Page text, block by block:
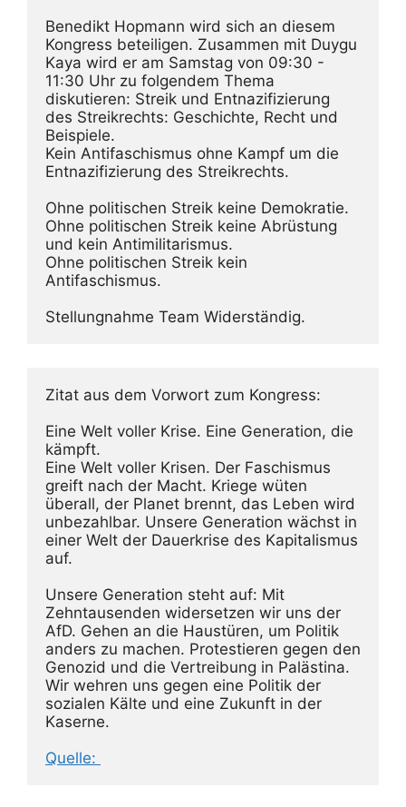
Benedikt Hopmann wird sich an diesem
Kongress beteiligen. Zusammen mit Duygu
Kaya wird er am Samstag von 09:30 -
11:30 Uhr zu folgendem Thema
diskutieren: Streik und Entnazifizierung
des Streikrechts: Geschichte, Recht und
Beispiele.
Kein Antifaschismus ohne Kampf um die
Entnazifizierung des Streikrechts.
Ohne politischen Streik keine Demokratie.
Ohne politischen Streik keine Abrüstung
und kein Antimilitarismus.
Ohne politischen Streik kein
Antifaschismus.
Stellungnahme Team Widerständig.
Zitat aus dem Vorwort zum Kongress:
Eine Welt voller Krise. Eine Generation, die
kämpft.
Eine Welt voller Krisen. Der Faschismus
greift nach der Macht. Kriege wüten
überall, der Planet brennt, das Leben wird
unbezahlbar. Unsere Generation wächst in
einer Welt der Dauerkrise des Kapitalismus
auf.
Unsere Generation steht auf: Mit
Zehntausenden widersetzen wir uns der
AfD. Gehen an die Haustüren, um Politik
anders zu machen. Protestieren gegen den
Genozid und die Vertreibung in Palästina.
Wir wehren uns gegen eine Politik der
sozialen Kälte und eine Zukunft in der
Kaserne.
Quelle: